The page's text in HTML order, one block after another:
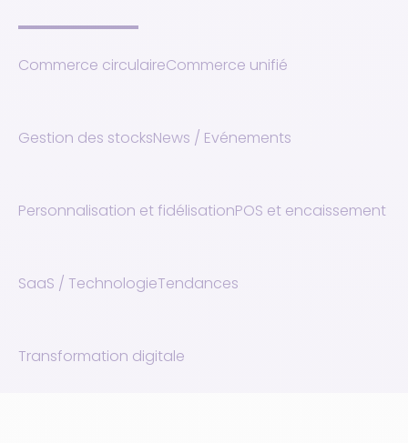
Commerce circulaireCommerce unifié
Gestion des stocksNews / Evénements
Personnalisation et fidélisationPOS et encaissement
SaaS / TechnologieTendances
Transformation digitale